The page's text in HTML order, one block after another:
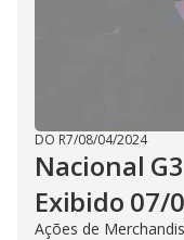
DO R7/08/04/2024
Nacional
Exibido 07/
Ações de